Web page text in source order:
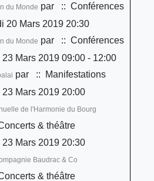
du Monde par
:: Conférences
20 Mars 2019 20:30
du Monde par
:: Conférences
Mars 2019 09:00 - 12:00
par
:: Manifestations
23 Mars 2019 20:00
de l'Harmonie du Bourg
& théâtre
23 Mars 2019 20:30
Baudrac & Co
& théâtre